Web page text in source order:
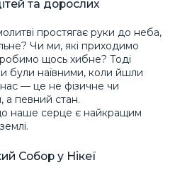
та дорослих
простягає руки до неба,
Чи ми, які приходимо
щось хибне? Тоді
були наївними, коли йшли
— це не фізичне чи
а певний стан.
наше серце є найкращим
Собор у Нікеї